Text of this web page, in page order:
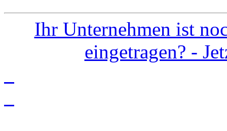
Ihr Unternehmen ist
eingetragen? -